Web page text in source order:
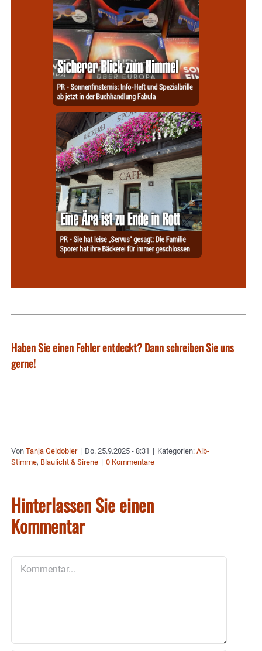
Haben Sie einen Fehler entdeckt? Dann schreiben Sie uns
gerne!
Von Tanja Geidobler | Do. 25.9.2025 - 8:31 | Kategorien: Aib-
Stimme, Blaulicht & Sirene | 0 Kommentare
Hinterlassen Sie einen
Kommentar